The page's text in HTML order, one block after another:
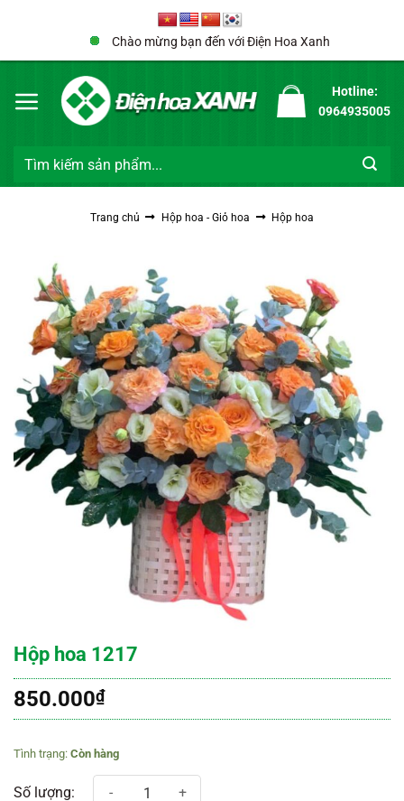
Chào mừng bạn đến với Điện Hoa Xanh
Hotline:
0964935005
Tìm
Trang chủ Hộp hoa - Giỏ hoa Hộp hoa
Hộp hoa 1217
850.000₫
Còn hàng
Hộp hoa 1217 số lượng